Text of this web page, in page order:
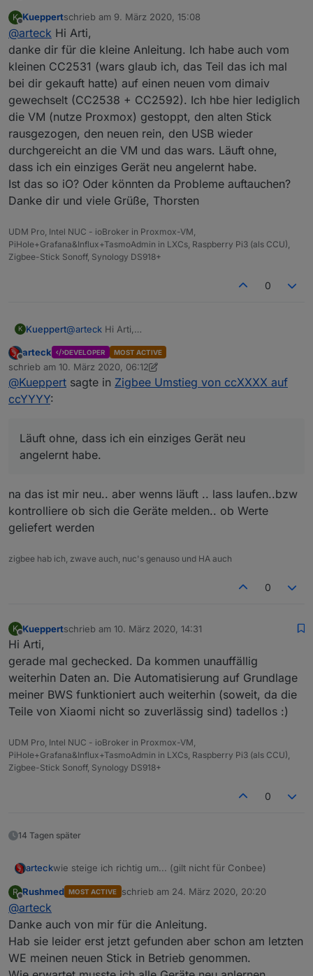
bei einem Umstieg von dem cc2531 auf irgendwas
anderes ccYYYY müssen die Geräte leider neu
angelernt werden..
aber die Datenpunkte bzw. Zigbee Adapter muss nicht
gelöscht werden.. so gehts
als erstes Sicherung anlegen
Zigbee Adapter Stopen
konsole auf und mit
die Dateien löschen
jetzt den Stick umstecken.. und
mal ändern auf
Timer einstellen
und die Sendeleistung
fertig...
jetzt könnt ihr die Geräte neu anlernen
zuerst nur die Router/Repeater dann den rest
K
Offline
Kueppertschrieb am 9. März 2020, 15:08
zuletzt editiert von
@arteck Hi Arti,
danke dir für die kleine Anleitung. Ich habe auch vom
kleinen CC2531 (wars glaub ich, das Teil das ich mal
bei dir gekauft hatte) auf einen neuen vom dimaiv
gewechselt (CC2538 + CC2592). Ich hbe hier lediglich
die VM (nutze Proxmox) gestoppt, den alten Stick
rausgezogen, den neuen rein, den USB wieder
durchgereicht an die VM und das wars. Läuft ohne,
dass ich ein einziges Gerät neu angelernt habe.
Ist das so iO? Oder könnten da Probleme auftauchen?
Danke dir und viele Grüße, Thorsten
UDM Pro, Intel NUC - ioBroker in Proxmox-VM,
PiHole+Grafana&Influx+TasmoAdmin in LXCs, Raspberry Pi3 (als CCU),
Zigbee-Stick Sonoff, Synology DS918+
0
K Kueppert@arteck Hi Arti,
kleinen CC2531 (wars glaub ich, das Teil das ich mal
bei dir gekauft hatte) auf einen neuen vom dimaiv
gewechselt (CC2538 + CC2592). Ich hbe hier
dass ich ein einziges Gerät neu angelernt habe.
Ist das so iO? Oder könnten da Probleme
auftauchen?
Offline
arteck DEVELOPER MOST ACTIVE
schrieb am 10. März 2020, 06:12
zuletzt editiert von arteck3. Okt. 2020, 07:13
@Kueppert sagte in Zigbee Umstieg von ccXXXX auf
ccYYYY:
Läuft ohne, dass ich ein einziges Gerät neu
angelernt habe.
na das ist mir neu.. aber wenns läuft .. lass laufen..bzw
kontrolliere ob sich die Geräte melden.. ob Werte
geliefert werden
zigbee hab ich, zwave auch, nuc's genauso und HA auch
0
K
Offline
Kueppertschrieb am 10. März 2020, 14:31
zuletzt editiert von
Hi Arti,
gerade mal gechecked. Da kommen unauffällig
weiterhin Daten an. Die Automatisierung auf Grundlage
meiner BWS funktioniert auch weiterhin (soweit, da die
Teile von Xiaomi nicht so zuverlässig sind) tadellos :)
UDM Pro, Intel NUC - ioBroker in Proxmox-VM,
PiHole+Grafana&Influx+TasmoAdmin in LXCs, Raspberry Pi3 (als CCU),
Zigbee-Stick Sonoff, Synology DS918+
0
14 Tagen später
arteckwie steige ich richtig um... (gilt nicht für Conbee)
bei einem Umstieg von dem cc2531 auf irgendwas
angelernt werden..
aber die Datenpunkte bzw. Zigbee Adapter muss nicht
gelöscht werden.. so gehts
als erstes Sicherung anlegen
R
Offline
Rushmed MOST ACTIVE schrieb am 24. März 2020, 20:20
zuletzt editiert von
@arteck
Danke auch von mir für die Anleitung.
Hab sie leider erst jetzt gefunden aber schon am letzten
WE meinen neuen Stick in Betrieb genommen.